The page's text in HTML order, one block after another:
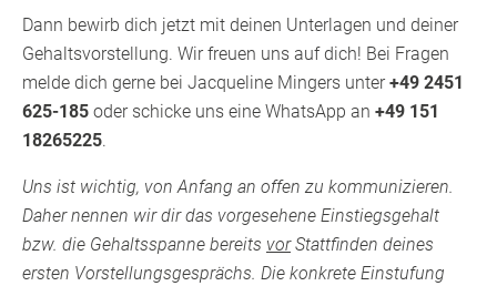
Dann bewirb dich jetzt mit deinen Unterlagen und deiner
Gehaltsvorstellung. Wir freuen uns auf dich! Bei Fragen
melde dich gerne bei Jacqueline Mingers unter+49 2451
625-185 oder schicke uns eine WhatsApp an +49 151
18265225.
Uns ist wichtig, von Anfang an offen zu kommunizieren.
Daher nennen wir dir das vorgesehene Einstiegsgehalt
bzw. die Gehaltsspanne bereits vorStattfinden deines
ersten Vorstellungsgesprächs. Die konkrete Einstufung